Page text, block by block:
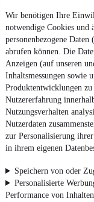
Wir benötigen Ihre
notwendige Cookies und
personenbezogene
abrufen können. Die
Anzeigen (auf unseren
Inhaltsmessungen sowie
Produktentwicklungen
Nutzererfahrung
Nutzungsverhalten
Nutzerdaten
zur Personalisierung
in ihrem eigenen
Speichern von oder
Personalisierte
Performance von
¹MwSt. ausweisbar
4.6 Sterne
Nutze
Impressum